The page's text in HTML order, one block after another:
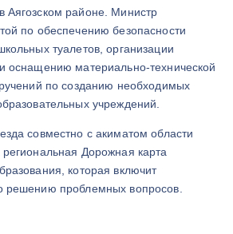
районе. Министр
по обеспечению безопасности
туалетов, организации
оснащению материально-технической
по созданию необходимых
учреждений.
совместно с акиматом области
Дорожная карта
которая включит
решению проблемных вопросов.